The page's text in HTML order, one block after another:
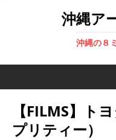
沖縄ア
沖縄の８
【FILMS】ト
プリティー）